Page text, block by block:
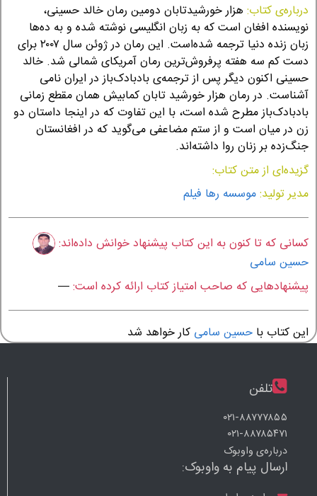
درباره‌ی کتاب: هزار خورشیدتابان دومین رمان خالد حسینی،
نویسنده افغان است که به زبان انگلیسی نوشته شده‌ و به ده‌ها
زبان زنده دنیا ترجمه شده‌است. این رمان در ژوئن سال ۲۰۰۷ برای
دست کم سه هفته پرفروش‌ترین رمان آمریکای شمالی شد. خالد
حسینی اکنون دیگر پس از ترجمه‌ی بادبادک‌باز در ایران نامی
آشناست. در رمان هزار خورشید تابان کمابیش همان مقطع زمانی
بادبادک‌باز مطرح شده است، با این تفاوت که در اینجا داستان دو
زن در میان است و از ستم مضاعفی می‌گوید که در افغانستان
جنگ‌زده بر زنان روا داشته‌اند.
گزیده‌ای از متن کتاب:
مدیر تولید:موسسه رها فیلم
کسانی که تا کنون به این کتاب پیشنهاد خوانش داده‌اند:
حسین سامی
پیشنهادهایی که صاحب امتیاز کتاب ارائه کرده است:—
این کتاب با حسین سامی کار خواهد شد
تلفن
۰۲۱-۸۸۷۷۷۸۵۵
۰۲۱-۸۸۷۸۵۴۷۱
درباره‌ی واوبوک
ارسال پیام به واوبوک: